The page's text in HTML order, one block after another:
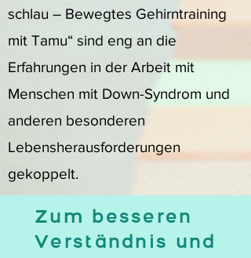
schlau – Bewegtes Gehirntraining
mit Tamu“ sind eng an die
Erfahrungen in der Arbeit mit
Menschen mit Down-Syndrom und
anderen besonderen
Lebensherausforderungen
gekoppelt.
Zum besseren
Verständnis und